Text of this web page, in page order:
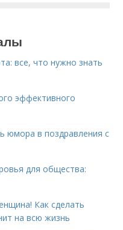
все, что нужно знать
эффективного
юмора в поздравления с
для общества:
Как сделать
на всю жизнь